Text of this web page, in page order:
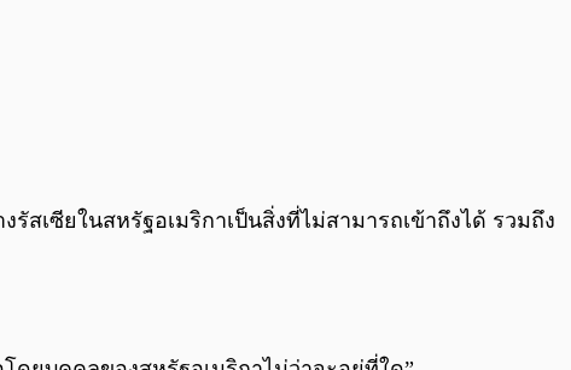
0:00 /0:00
เซียในสหรัฐอเมริกาเป็นสิ่งที่ไม่สามารถเข้าถึงได้ รวมถึง